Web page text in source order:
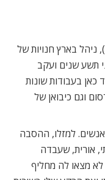
(35), נשוי ואב לעופרי (5) ודקל (1.5), ניהל בארץ חנויות של
תשע שנים ועקב
בעבודות שונות
וגם כיבואן של
אנשים. למזלו, ההסבה
אורית, שעבדה
מצאו לה מחליף